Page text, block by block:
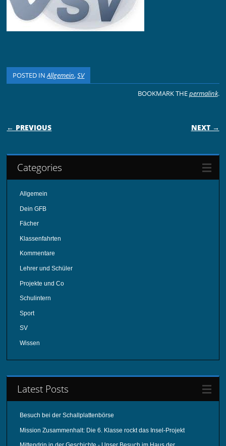
POSTED INAllgemein,SV
BOOKMARK THEpermalink.
POST NAVIGATION
← PREVIOUS NEXT →
Categories
Allgemein
Dein GFB
Fächer
Klassenfahrten
Kommentare
Lehrer und Schüler
Projekte und Co
Schulintern
Sport
SV
Wissen
Latest Posts
Besuch bei der Schallplattenbörse
Mission Zusammenhalt: Die 6. Klasse rockt das Insel-Projekt